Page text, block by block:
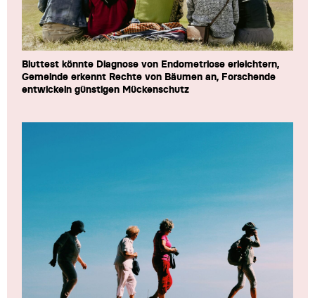
Bluttest könnte Diagnose von Endometriose erleichtern,
Gemeinde erkennt Rechte von Bäumen an, Forschende
entwickeln günstigen Mückenschutz